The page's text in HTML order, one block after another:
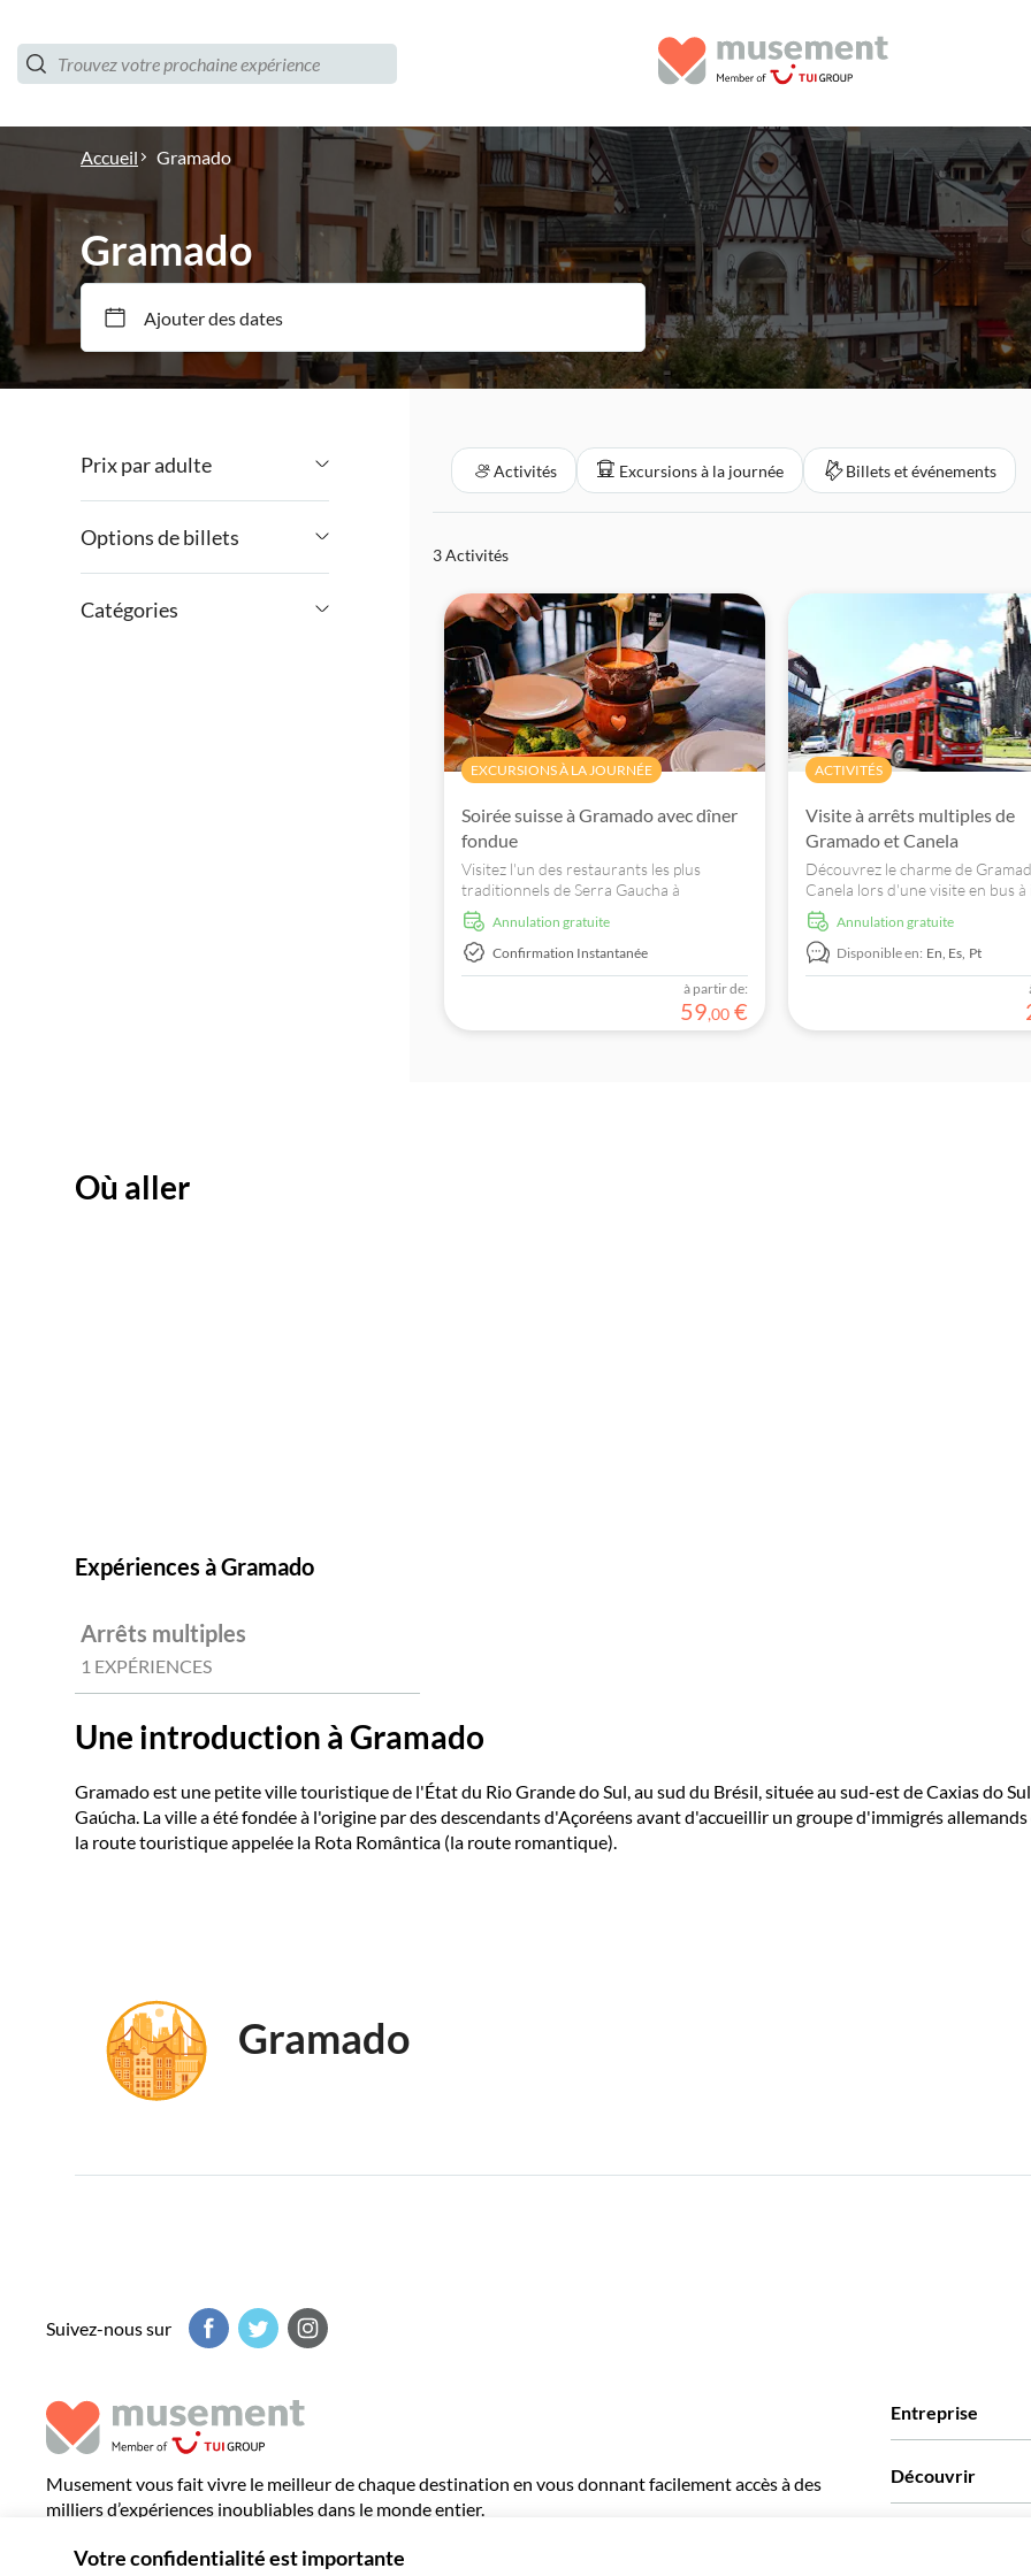
Accueil Gramado
Gramado
Ajouter des dates
Prix par adulte
Min € Max €
Options de billets
Catégories
Activités Excursions à la journée Billets et événements
3 Activités
EXCURSIONS À LA JOURNÉE
Soirée suisse à Gramado avec dîner
fondue
Visitez l'un des restaurants les plus
traditionnels de Serra Gaucha à
Gramado et dégustez un dîner suisse
traditionnel: une séquence de fondues au
fromage, à la viande et au chocolat!
Annulation gratuite
Confirmation Instantanée
à partir de:
59,00 €
ACTIVITÉS
Visite à arrêts multiples de
Gramado et Canela
Découvrez le charme de
Canela lors d'une visite en bus à
à arrêts multiples. Explorez les
et les attractions des deux villes.
Annulation gratuite
Disponible en: En, Es, Pt
Où aller
Expériences à Gramado
Arrêts multiples
1 EXPÉRIENCES
Une introduction à Gramado
Gramado est une petite ville touristique de l'État du Rio Grande do Sul, au sud du Brésil, située au sud-est de Caxias do
Gaúcha. La ville a été fondée à l'origine par des descendants d'Açoréens avant d'accueillir un groupe d'immigrés
la route touristique appelée la Rota Romântica (la route romantique).
Gramado
Suivez-nous sur
Musement vous fait vivre le meilleur de chaque destination en vous donnant facilement accès à des
milliers d’expériences inoubliables dans le monde entier.
Entreprise
Découvrir